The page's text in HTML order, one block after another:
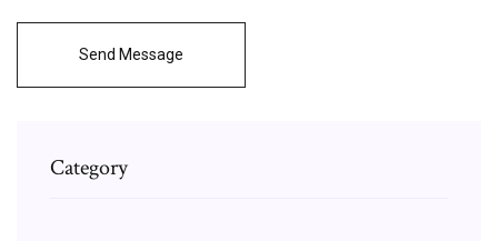
Send Message
Category